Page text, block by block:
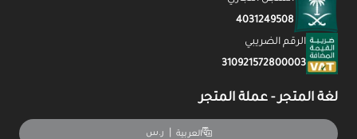
4031249508
الرقم الضريبي
310921572800003
لغة المتجر - عملة المتجر
العربية ر.س